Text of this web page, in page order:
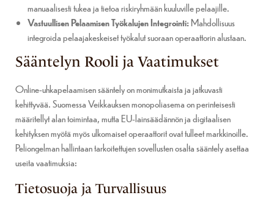
manuaalisesti tukea ja tietoa riskiryhmään kuuluville pelaajille.
Vastuullisen Pelaamisen Työkalujen Integrointi:Mahdollisuus
integroida pelaajakeskeiset työkalut suoraan operaattorin alustaan.
Sääntelyn Rooli ja Vaatimukset
Online-uhkapelaamisen sääntely on monimutkaista ja jatkuvasti
kehittyvää. Suomessa Veikkauksen monopoliasema on perinteisesti
määritellyt alan toimintaa, mutta EU-lainsäädännön ja digitaalisen
kehityksen myötä myös ulkomaiset operaattorit ovat tulleet markkinoille.
Peliongelman hallintaan tarkoitettujen sovellusten osalta sääntely asettaa
useita vaatimuksia:
Tietosuoja ja Turvallisuus